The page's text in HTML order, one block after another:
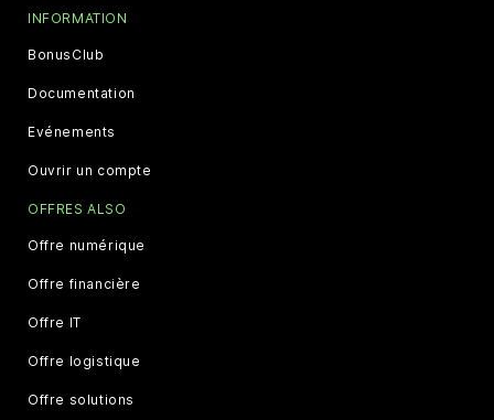
INFORMATION
BonusClub
Documentation
Evénements
Ouvrir un compte
OFFRES ALSO
Offre numérique
Offre financière
Offre IT
Offre logistique
Offre solutions